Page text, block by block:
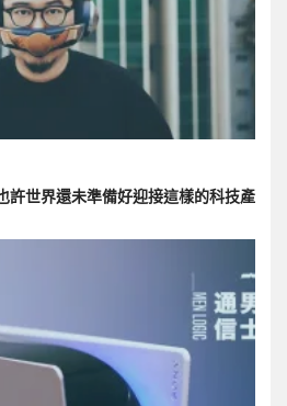
許世界還未準備好迎接這樣的科技產